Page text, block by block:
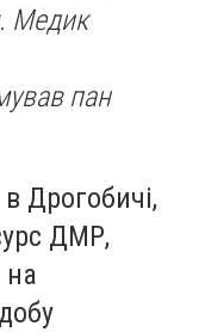
Медик
пан
Дрогобичі,
ДМР,
на